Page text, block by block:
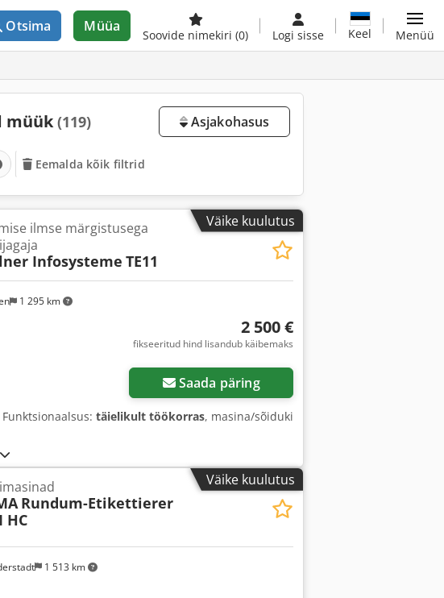
Otsima Müüa
Soovide nimekiri (0) Logi sisse Keel Menüü
müük (119) Asjakohasus
Eemalda kõik filtrid
Väike kuulutus
1 295 km
ilmse märgistusega
Infosysteme TE11
2 500 €
fikseeritud hind lisandub käibemaks
Saada päring
Funktsionaalsus: täielikult töökorras, masina/sõiduki
Väike kuulutus
1 513 km
Rundum-Etikettierer
HC